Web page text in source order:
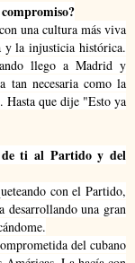
una cultura más viva
y la injusticia histórica.
llego a Madrid y
tan necesaria como la
Hasta que dije "Esto ya
de ti al Partido y del
con el Partido,
desarrollando una gran
del cubano